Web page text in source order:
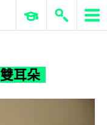
耳朵
ERP 與商業 AI
耳朵